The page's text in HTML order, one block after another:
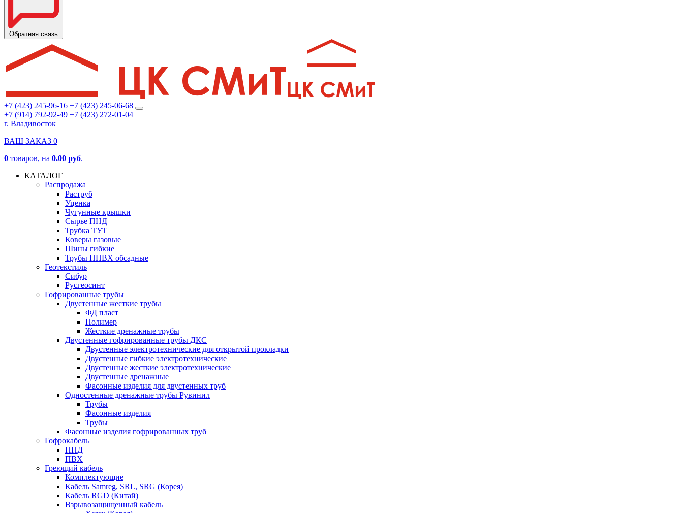
Обратная связь
+7 (423) 245-96-16 +7 (423) 245-06-68
+7 (914) 792-92-49 +7 (423) 272-01-04
г. Владивосток
ВАШ ЗАКАЗ 0
0 товаров, на 0.00 руб.
КАТАЛОГ
Распродажа
Раструб
Уценка
Чугунные крышки
Сырье ПНД
Трубка ТУТ
Коверы газовые
Шины гибкие
Трубы НПВХ обсадные
Геотекстиль
Сибур
Русгеосинт
Гофрированные трубы
Двустенные жесткие трубы
ФД пласт
Полимер
Жесткие дренажные трубы
Двустенные гофрированные трубы ДКС
Двустенные электротехнические для открытой прокладки
Двустенные гибкие электротехнические
Двустенные жесткие электротехнические
Двустенные дренажные
Фасонные изделия для двустенных труб
Одностенные дренажные трубы Рувинил
Трубы
Фасонные изделия
Трубы
Фасонные изделия гофрированных труб
Гофрокабель
ПНД
ПВХ
Греющий кабель
Комплектующие
Кабель Samreg, SRL, SRG (Корея)
Кабель RGD (Китай)
Взрывозащищенный кабель